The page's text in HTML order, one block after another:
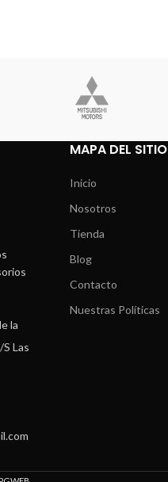
la
Las
MAPA DEL SITIO
Inicio
Nosotros
Tienda
Blog
Contacto
Nuestras Políticas